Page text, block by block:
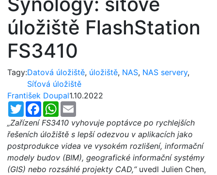
úložiště FlashStation
FS3410
Tagy:Datová úložiště, úložiště, NAS, NAS servery,
Síťová úložiště
František Doupal1.10.2022
TwitterFacebookWhatsApp
„Zařízení FS3410 vyhovuje poptávce po rychlejších
řešeních úložiště s lepší odezvou v aplikacích jako
postprodukce videa ve vysokém rozlišení, informační
modely budov (BIM), geografické informační systémy
(GIS) nebo rozsáhlé projekty CAD,“uvedl Julien Chen,